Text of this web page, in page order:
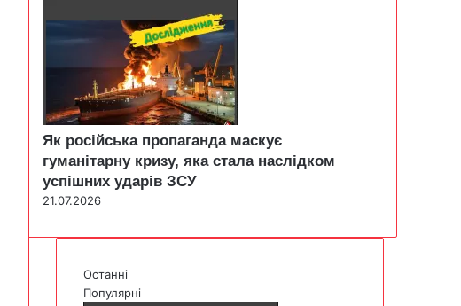
Як російська пропаганда маскує
гуманітарну кризу, яка стала наслідком
успішних ударів ЗСУ
21.07.2026
Останні
Популярні